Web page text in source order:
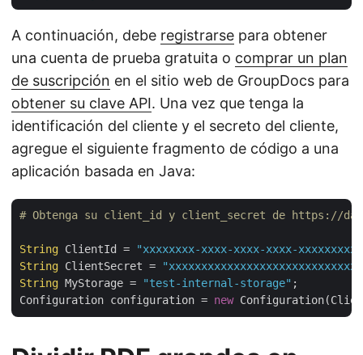
A continuación, debe registrarse para obtener
una cuenta de prueba gratuita o comprar un plan
de suscripción en el sitio web de GroupDocs para
obtener su clave API. Una vez que tenga la
identificación del cliente y el secreto del cliente,
agregue el siguiente fragmento de código a una
aplicación basada en Java:
# Obtenga su client_id y client_secret de https://
String ClientId =
"xxxxxxxx-xxxx-xxxx-xxxx-
String ClientSecret =
String MyStorage = "test-internal-storage" ;
Configuration configuration = new